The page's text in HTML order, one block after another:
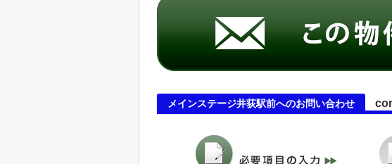
メインステージ井荻駅前へのお問い合わせ